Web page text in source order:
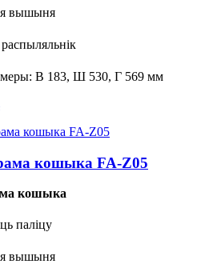
вышыня
В 183, Ш 530, Г 569 мм
кошыка FA-Z05
кошыка
паліцу
вышыня